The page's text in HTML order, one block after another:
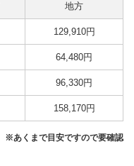
地方
129,910円
64,480円
96,330円
158,170円
※あくまで目安ですので要確認